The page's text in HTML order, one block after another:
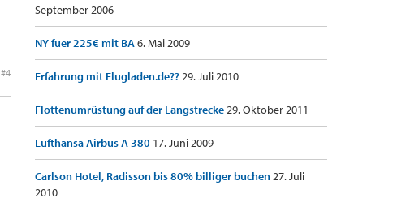
#4
September 2006
NY fuer 225€ mit BA6. Mai 2009
Erfahrung mit Flugladen.de??29. Juli 2010
Flottenumrüstung auf der Langstrecke29. Oktober 2011
Lufthansa Airbus A 380 17. Juni 2009
Carlson Hotel, Radisson bis 80% billiger buchen27. Juli
2010